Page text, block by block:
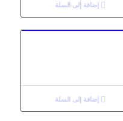
إضافة إلى السلة
إضافة إلى السلة